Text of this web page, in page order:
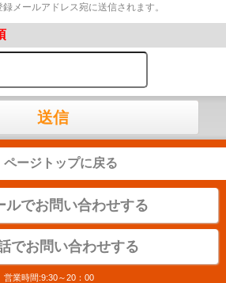
メールアドレス宛に送信されます。
送信
ページトップに戻る
ルでお問い合わせする
でお問い合わせする
営業時間:9:30～20：00